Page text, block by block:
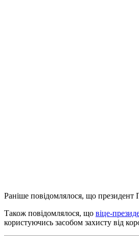
Раніше повідомлялося, що президент
Також повідомлялося, що віце-
користуючись засобом захисту від